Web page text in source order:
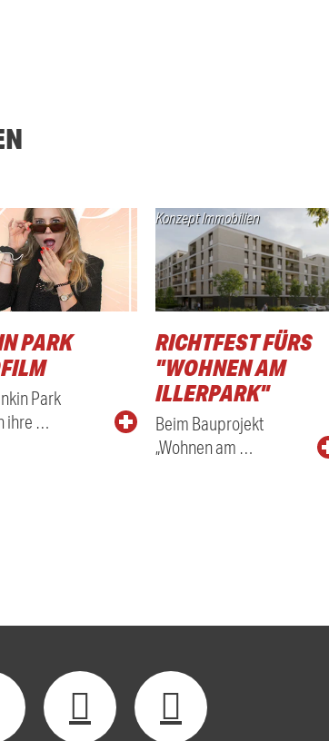
PARK
Park
ihre …
Konzept Immobilien
RICHTFEST FÜRS
"WOHNEN AM
ILLERPARK"
Beim Bauprojekt
„Wohnen am …